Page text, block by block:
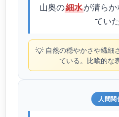
山奥の細水が清ら
ていた
💡 自然の穏やかさや繊細
ている。比喩的な
人間関